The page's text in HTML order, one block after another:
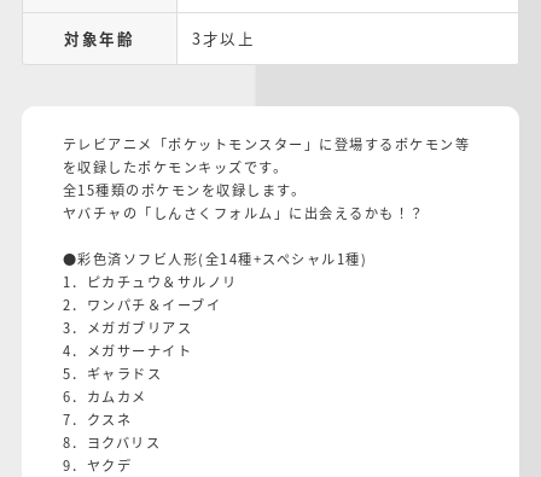
対象年齢 3才以上
テレビアニメ「ポケットモンスター」に登場するポケモン等
を収録したポケモンキッズです。
全15種類のポケモンを収録します。
ヤバチャの「しんさくフォルム」に出会えるかも！？
●彩色済ソフビ人形(全14種+スペシャル1種)
1．ピカチュウ＆サルノリ
2．ワンパチ＆イーブイ
3．メガガブリアス
4．メガサーナイト
5．ギャラドス
6．カムカメ
7．クスネ
8．ヨクバリス
9．ヤクデ